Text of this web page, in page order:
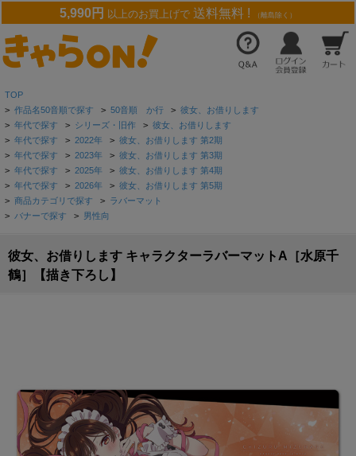
5,990円 以上のお買上げで 送料無料 ! （離島除く）
TOP
> 作品名50音順で探す > 50音順 か行 > 彼女、お借りします
> 年代で探す > シリーズ・旧作 > 彼女、お借りします
> 年代で探す > 2022年 > 彼女、お借りします 第2期
> 年代で探す > 2023年 > 彼女、お借りします 第3期
> 年代で探す > 2025年 > 彼女、お借りします 第4期
> 年代で探す > 2026年 > 彼女、お借りします 第5期
> 商品カテゴリで探す > ラバーマット
> バナーで探す > 男性向
彼女、お借りします キャラクターラバーマットA［水原千
鶴］【描き下ろし】